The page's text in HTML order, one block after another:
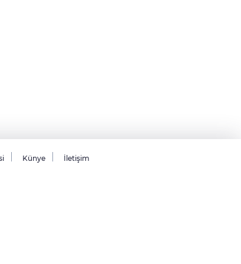
Künye İletişim